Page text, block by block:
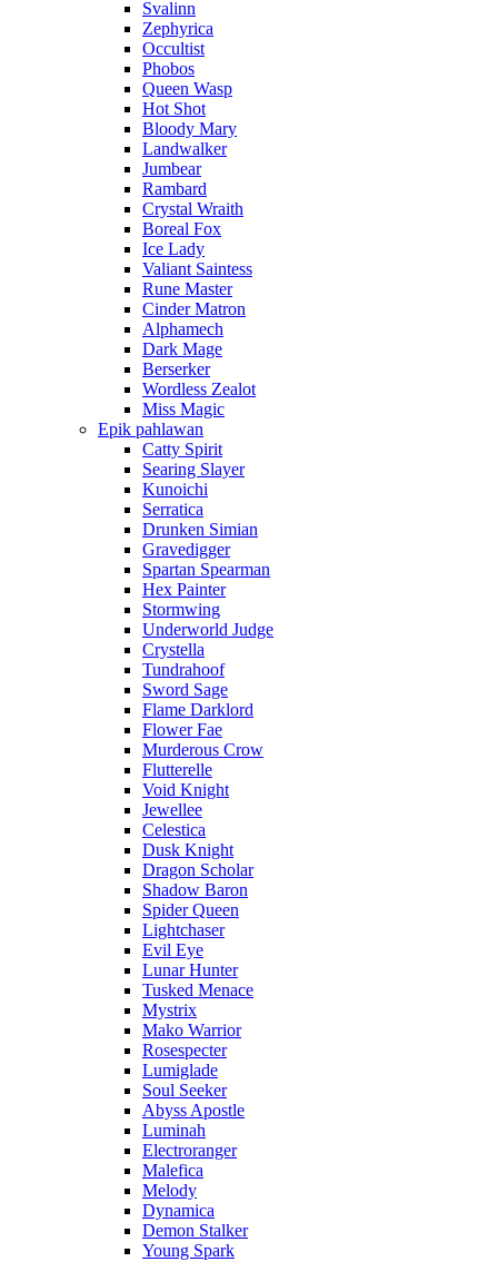
Svalinn
Zephyrica
Occultist
Phobos
Queen Wasp
Hot Shot
Bloody Mary
Landwalker
Jumbear
Rambard
Crystal Wraith
Boreal Fox
Ice Lady
Valiant Saintess
Rune Master
Cinder Matron
Alphamech
Dark Mage
Berserker
Wordless Zealot
Miss Magic
Epik pahlawan
Catty Spirit
Searing Slayer
Kunoichi
Serratica
Drunken Simian
Gravedigger
Spartan Spearman
Hex Painter
Stormwing
Underworld Judge
Crystella
Tundrahoof
Sword Sage
Flame Darklord
Flower Fae
Murderous Crow
Flutterelle
Void Knight
Jewellee
Celestica
Dusk Knight
Dragon Scholar
Shadow Baron
Spider Queen
Lightchaser
Evil Eye
Lunar Hunter
Tusked Menace
Mystrix
Mako Warrior
Rosespecter
Lumiglade
Soul Seeker
Abyss Apostle
Luminah
Electroranger
Malefica
Melody
Dynamica
Demon Stalker
Young Spark